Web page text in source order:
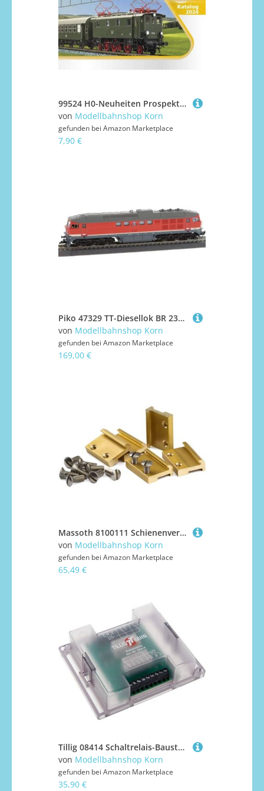
99524 H0-Neuheiten Prospekt 2024
von Modellbahnshop Korn
gefunden bei Amazon Marketplace
7,90 €
Piko 47329 TT-Diesellok BR 231, DR, Ep.IV
von Modellbahnshop Korn
gefunden bei Amazon Marketplace
169,00 €
Massoth 8100111 Schienenverbinder 19mm (50 Stück)
von Modellbahnshop Korn
gefunden bei Amazon Marketplace
65,49 €
Tillig 08414 Schaltrelais-Baustein
von Modellbahnshop Korn
gefunden bei Amazon Marketplace
35,90 €